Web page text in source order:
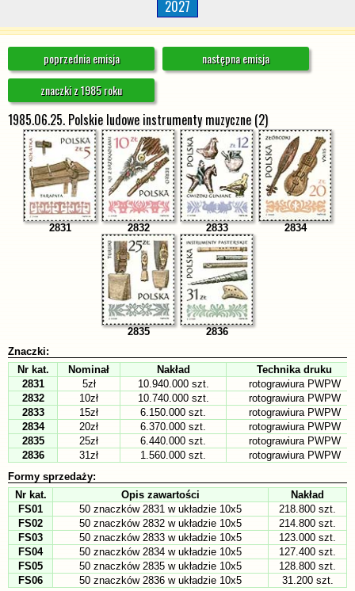
2027
poprzednia emisja
następna emisja
znaczki z 1985 roku
1985.06.25. Polskie ludowe instrumenty muzyczne (2)
2831 2832 2833 2834
2835
2836
Znaczki:
Nr kat.
Nominał Nakład
Technika druku
2831
5zł 10.940.000 szt.
rotograwiura PWPW
2832
10zł 10.740.000 szt.
rotograwiura PWPW
2833
15zł 6.150.000 szt.
rotograwiura PWPW
2834
20zł 6.370.000 szt.
rotograwiura PWPW
2835
25zł 6.440.000 szt.
rotograwiura PWPW
2836
31zł 1.560.000 szt.
rotograwiura PWPW
Formy sprzedaży:
Nr kat.
Opis zawartości
Nakład
FS01
50 znaczków 2831 w układzie 10x5
218.800 szt.
FS02
50 znaczków 2832 w układzie 10x5
214.800 szt.
FS03
50 znaczków 2833 w układzie 10x5
123.000 szt.
FS04
50 znaczków 2834 w układzie 10x5
127.400 szt.
FS05
50 znaczków 2835 w układzie 10x5
128.800 szt.
FS06
50 znaczków 2836 w układzie 10x5
31.200 szt.